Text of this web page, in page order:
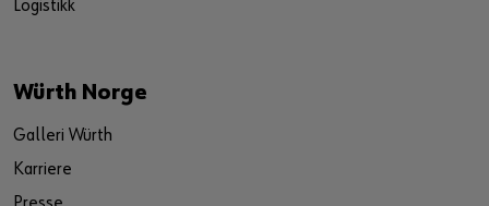
Logistikk
Würth Norge
Galleri Würth
Karriere